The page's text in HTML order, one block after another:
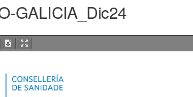
GALICIA_Dic24